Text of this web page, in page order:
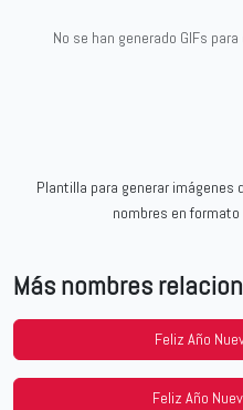
No se han generado GIFs
Plantilla para generar imágenes
nombres en formato
Más nombres
Feliz Año
Feliz Año